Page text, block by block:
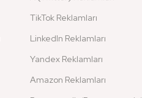
TikTok Reklamları
LinkedIn Reklamları
Yandex Reklamları
Amazon Reklamları